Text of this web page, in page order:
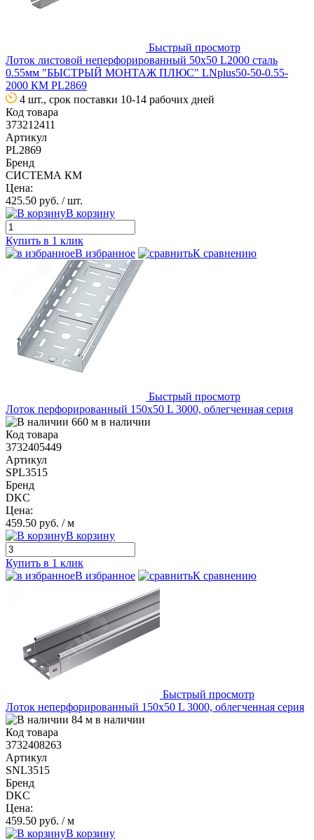
Быстрый просмотр
Лоток листовой неперфорированный 50х50 L2000 сталь
0.55мм "БЫСТРЫЙ МОНТАЖ ПЛЮС" LNplus50-50-0.55-
2000 КМ PL2869
4 шт., срок поставки 10-14 рабочих дней
Код товара
373212411
Артикул
PL2869
Бренд
СИСТЕМА КМ
Цена:
425.50 руб. / шт.
В корзину
Купить в 1 клик
В избранное
К сравнению
Быстрый просмотр
Лоток перфорированный 150х50 L 3000, облегченная серия
660 м в наличии
Код товара
3732405449
Артикул
SPL3515
Бренд
DKC
Цена:
459.50 руб. / м
В корзину
Купить в 1 клик
В избранное
К сравнению
Быстрый просмотр
Лоток неперфорированный 150х50 L 3000, облегченная серия
84 м в наличии
Код товара
3732408263
Артикул
SNL3515
Бренд
DKC
Цена:
459.50 руб. / м
В корзину